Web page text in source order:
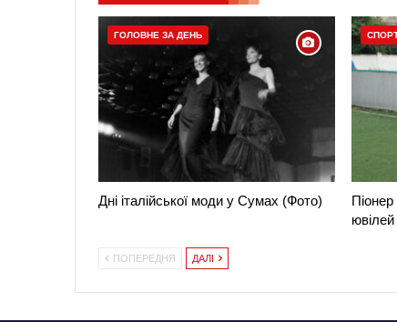
ГОЛОВНЕ ЗА ДЕНЬ
Дні італійської моди у Сумах (Фото)
ювілей
ПОПЕРЕДНЯ ДАЛІ